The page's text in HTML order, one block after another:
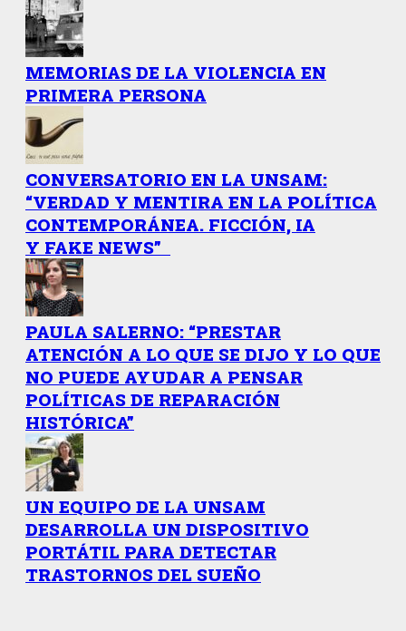
MEMORIAS DE LA VIOLENCIA EN
PRIMERA PERSONA
CONVERSATORIO EN LA UNSAM:
“VERDAD Y MENTIRA EN LA POLÍTICA
CONTEMPORÁNEA. FICCIÓN, IA
Y FAKE NEWS”
PAULA SALERNO: “PRESTAR
ATENCIÓN A LO QUE SE DIJO Y LO QUE
NO PUEDE AYUDAR A PENSAR
POLÍTICAS DE REPARACIÓN
HISTÓRICA”
UN EQUIPO DE LA UNSAM
DESARROLLA UN DISPOSITIVO
PORTÁTIL PARA DETECTAR
TRASTORNOS DEL SUEÑO